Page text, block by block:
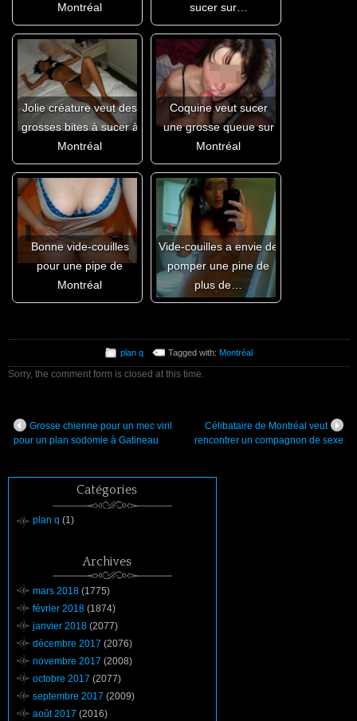
Montréal
sucer sur…
Jolie créature veut des
grosses bites à sucer à
Montréal
Coquine veut sucer
une grosse queue sur
Montréal
Bonne vide-couilles
pour une pipe de
Montréal
Vide-couilles a envie de
pomper une pine de
plus de…
plan q Tagged with: Montréal
Sorry, the comment form is closed at this time.
Grosse chienne pour un mec viril
pour un plan sodomie à Gatineau
Célibataire de Montréal veut
rencontrer un compagnon de sexe
Catégories
plan q (1)
Archives
mars 2018 (1775)
février 2018 (1874)
janvier 2018 (2077)
décembre 2017 (2076)
novembre 2017 (2008)
octobre 2017 (2077)
septembre 2017 (2009)
août 2017 (2016)